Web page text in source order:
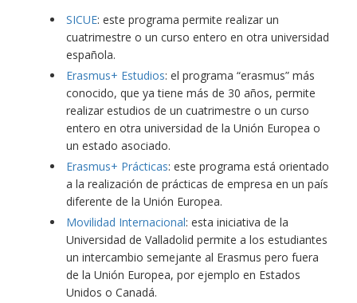
SICUE: este programa permite realizar un
cuatrimestre o un curso entero en otra universidad
española.
Erasmus+ Estudios: el programa “erasmus” más
conocido, que ya tiene más de 30 años, permite
realizar estudios de un cuatrimestre o un curso
entero en otra universidad de la Unión Europea o
un estado asociado.
Erasmus+ Prácticas: este programa está orientado
a la realización de prácticas de empresa en un país
diferente de la Unión Europea.
Movilidad Internacional: esta iniciativa de la
Universidad de Valladolid permite a los estudiantes
un intercambio semejante al Erasmus pero fuera
de la Unión Europea, por ejemplo en Estados
Unidos o Canadá.